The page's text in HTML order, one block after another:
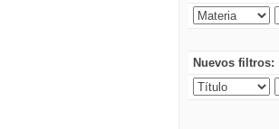
Nuevos filtros: